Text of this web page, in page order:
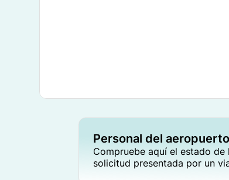
Personal del aeropuerto
Compruebe aquí el estado de
solicitud presentada por un